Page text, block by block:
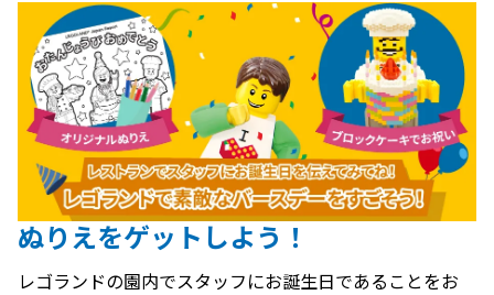
ぬりえをゲットしよう！
レゴランドの園内でスタッフにお誕生日であることをお